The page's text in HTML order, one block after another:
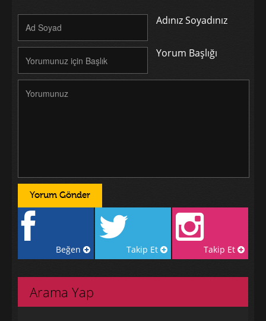
Adınız Soyadınız
Yorum Başlığı
Beğen Takip Et Takip Et
Arama Yap